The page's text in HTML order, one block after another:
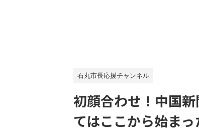
石丸市長応援チャンネル
初顔合わせ！中国
てはここから始まっ